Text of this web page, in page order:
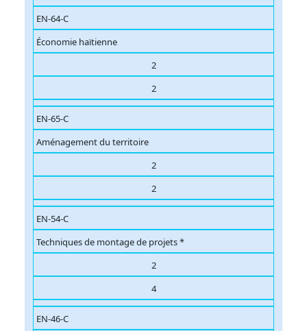
EN-64-C
Économie haïtienne
2
2
EN-65-C
Aménagement du territoire
2
2
EN-54-C
Techniques de montage de projets *
2
4
EN-46-C